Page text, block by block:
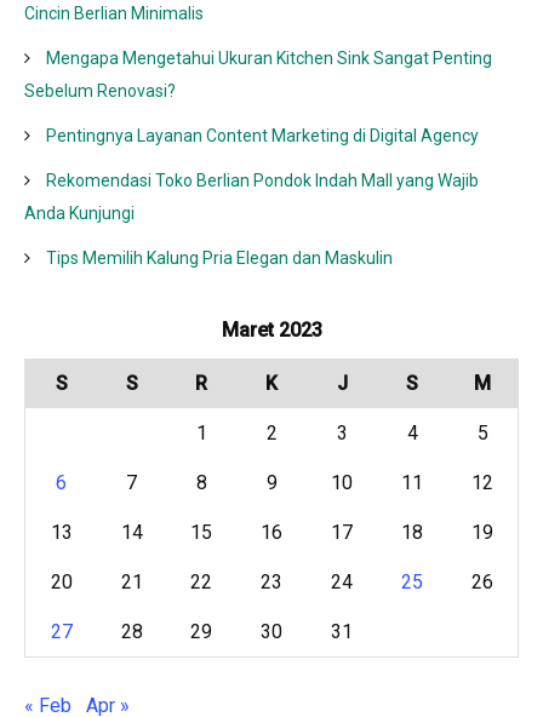
Cincin Berlian Minimalis
Mengapa Mengetahui Ukuran Kitchen Sink Sangat Penting
Sebelum Renovasi?
Pentingnya Layanan Content Marketing di Digital Agency
Rekomendasi Toko Berlian Pondok Indah Mall yang Wajib
Anda Kunjungi
Tips Memilih Kalung Pria Elegan dan Maskulin
Maret 2023
S S R K J S M
1 2 3 4 5
6 7 8 9 10 11 12
13 14 15 16 17 18 19
20 21 22 23 24 25 26
27 28 29 30 31
« Feb Apr »